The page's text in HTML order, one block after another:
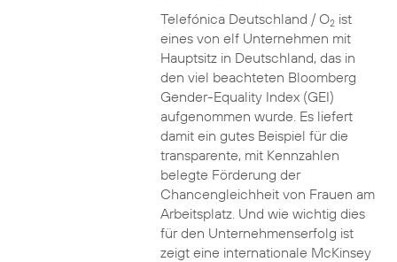
Telefónica Deutschland / O2ist
eines von elf Unternehmen mit
Hauptsitz in Deutschland, das in
den viel beachteten Bloomberg
Gender-Equality Index (GEI)
aufgenommen wurde. Es liefert
damit ein gutes Beispiel für die
transparente, mit Kennzahlen
belegte Förderung der
Chancengleichheit von Frauen am
Arbeitsplatz. Und wie wichtig dies
für den Unternehmenserfolg ist
zeigt eine internationale McKinsey